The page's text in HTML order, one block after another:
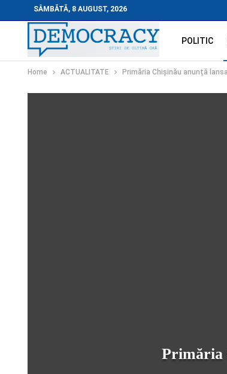
SÂMBĂTĂ, 8 AUGUST, 2026
POLITIC
Home ACTUALITATE Primăria Chișinău anunță
Primăria